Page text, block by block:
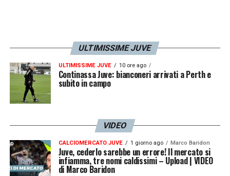
LA PLAYLIST DELLE NOSTRE TOP NEWS
ULTIMISSIME JUVE
ULTIMISSIME JUVE 10 ore ago
Continassa Juve: bianconeri arrivati a Perth e
subito in campo
VIDEO
CALCIOMERCATO JUVE 1 giorno ago Marco Baridon
Juve, cederlo sarebbe un errore! Il mercato si
infiamma, tre nomi caldissimi – Upload | VIDEO
di Marco Baridon